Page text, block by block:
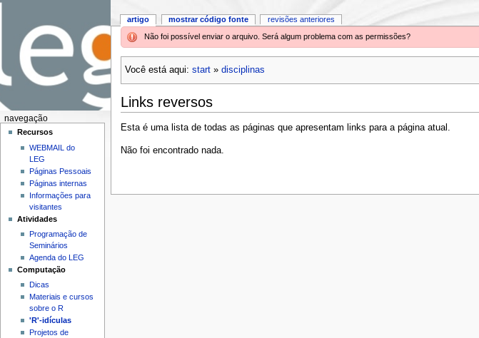
Não foi possível enviar o arquivo. Será algum problema com as permissões?
Você está aqui: start» disciplinas
Links reversos
Esta é uma lista de todas as páginas que apresentam links para a página atual.
Não foi encontrado nada.
artigo mostrar código fonte revisões anteriores
navegação
Recursos
WEBMAIL do
LEG
Páginas Pessoais
Páginas internas
Informações para
visitantes
Atividades
Programação de
Seminários
Agenda do LEG
Computação
Dicas
Materiais e cursos
sobre o R
'R'-idículas
Projetos de